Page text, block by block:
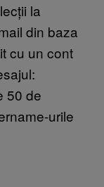
la
din baza
cu un cont
50 de
urile